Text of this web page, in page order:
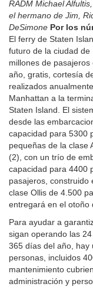
RADM Michael
el hermano de Jim,
DeSimone Por los
El ferry de Staten
futuro de la ciudad de
millones de
año, gratis, cortesía
realizados
Manhattan a la
Staten Island. El
desde las
capacidad para 5300
pequeñas de la clase
(2), con un trío de
capacidad para 4400
pasajeros, construido
clase Ollis de 4.500
entregará en el otoño
Para ayudar a
sigan operando las
365 días del año, hay
personas, incluidos
mantenimiento
administración y